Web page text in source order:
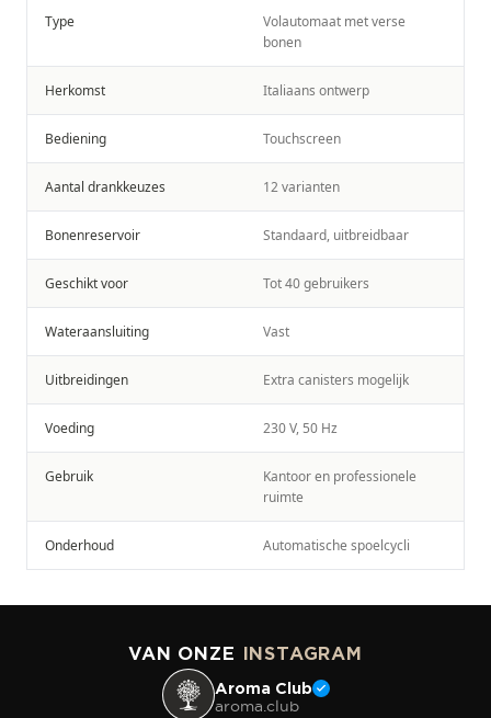
Type
Volautomaat met verse
bonen
Herkomst Italiaans ontwerp
Bediening Touchscreen
Aantal drankkeuzes 12 varianten
Bonenreservoir Standaard, uitbreidbaar
Geschikt voor Tot 40 gebruikers
Wateraansluiting Vast
Uitbreidingen Extra canisters mogelijk
Voeding 230 V, 50 Hz
Gebruik
Kantoor en professionele
ruimte
Onderhoud Automatische spoelcycli
VAN ONZE INSTAGRAM
Aroma Club
aroma.club